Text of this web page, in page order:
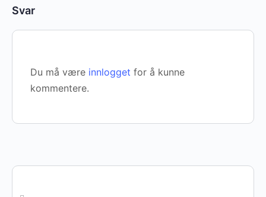
Svar
Du må være innlogget for å kunne
kommentere.